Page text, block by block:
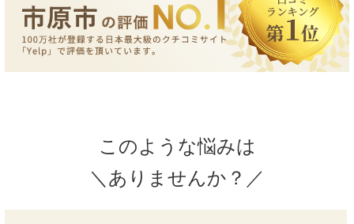
このような悩みは
＼ありませんか？／